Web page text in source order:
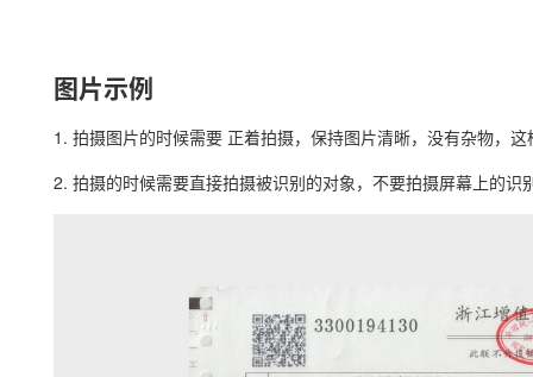
图片示例
1. 拍摄图片的时候需要 正着拍摄，保持图片清晰，没有杂物，
2. 拍摄的时候需要直接拍摄被识别的对象，不要拍摄屏幕上的